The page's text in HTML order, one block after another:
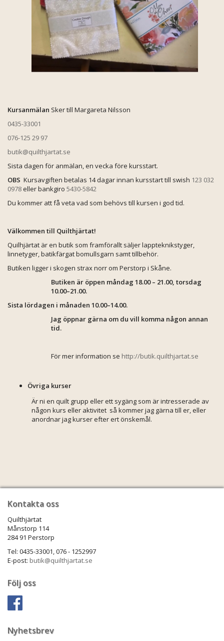
Kursanmälan Sker till Margareta Nilsson
0435-33001
076-125 29 97
butik@quilthjartat.se
Sista dagen för anmälan, en vecka före kursstart.
OBS Kursavgiften betalas 14 dagar innan kursstart till swish 123 032
0978eller bankgiro 5430-5842
Du kommer att få veta vad som behövs till kursen i god tid.
Välkommen till Quilthjärtat!
Quilhjärtat är en butik som framförallt säljer lappteknikstyger,
linnetyger, batikfärgat bomullsgarn samt tillbehör.
Butiken ligger i skogen strax norr om Perstorp i Skåne.
Butiken är öppen måndag 18.00 – 21.00, torsdag
10.00–21.00.
Sista lördagen i månaden 10.00–14.00.
Jag öppnar gärna om du vill komma någon annan
tid.
För mer information se http://butik.quilthjartat.se
Övriga kurser
Är ni en quilt grupp eller ett sygäng som är intresserade av
någon kurs eller aktivitet så kommer jag gärna till er, eller
anordnar jag kurser efter ert önskemål.
Kontakta oss
Quilthjärtat
Månstorp 114
284 91 Perstorp
Tel: 0435-33001, 076 - 1252997
E-post: butik@quilthjartat.se
Följ oss
Nyhetsbrev